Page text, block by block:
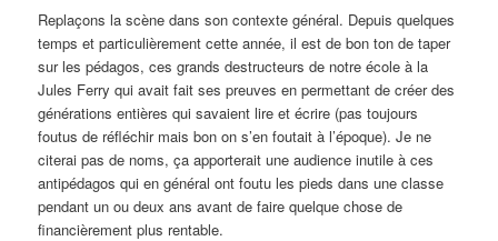
Replaçons la scène dans son contexte général. Depuis quelques
temps et particulièrement cette année, il est de bon ton de taper
sur les pédagos, ces grands destructeurs de notre école à la
Jules Ferry qui avait fait ses preuves en permettant de créer des
générations entières qui savaient lire et écrire (pas toujours
foutus de réfléchir mais bon on s’en foutait à l’époque). Je ne
citerai pas de noms, ça apporterait une audience inutile à ces
antipédagos qui en général ont foutu les pieds dans une classe
pendant un ou deux ans avant de faire quelque chose de
financièrement plus rentable.